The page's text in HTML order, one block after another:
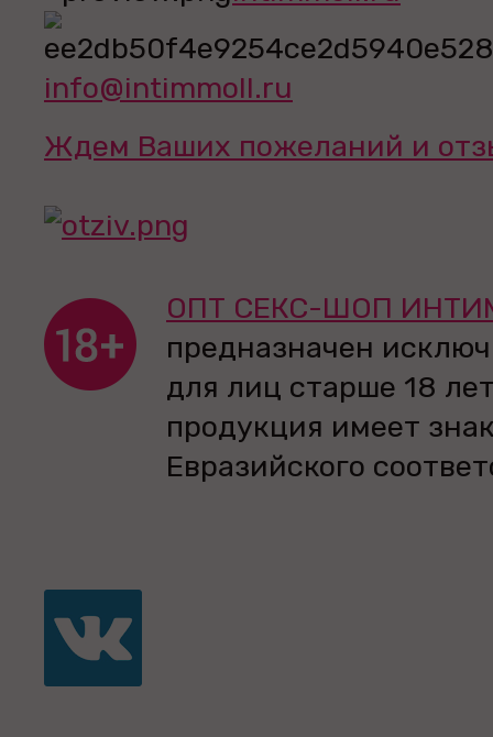
info@intimmoll.ru
Ждем Ваших пожеланий и
ОПТ СЕКС-ШОП
предназначен
для лиц старше 18
продукция имеет
Евразийского